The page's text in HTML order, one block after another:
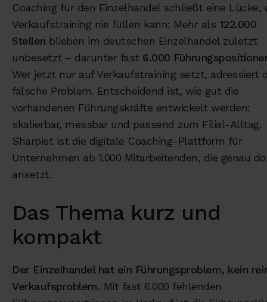
Coaching für den Einzelhandel schließt eine Lücke,
Verkaufstraining nie füllen kann: Mehr als 122.000
Stellen blieben im deutschen Einzelhandel zuletzt
unbesetzt – darunter fast 6.000
Wer jetzt nur auf Verkaufstraining setzt, adressiert
falsche Problem. Entscheidend ist, wie gut die
vorhandenen Führungskräfte entwickelt werden:
skalierbar, messbar und passend zum Filial-Alltag.
Sharpist ist die digitale Coaching-Plattform für
Unternehmen ab 1.000 Mitarbeitenden, die genau
ansetzt.
Das Thema kurz und
kompakt
Der Einzelhandel hat ein Führungsproblem, kein
Verkaufsproblem. Mit fast 6.000 fehlenden